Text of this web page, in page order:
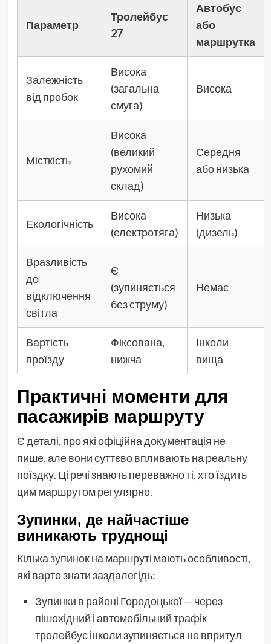
Параметр
Тролейбус
27
Автобус
або
маршрутка
Залежність
від пробок
Висока
(загальна
смуга)
Висока
Місткість
Висока
(великий
рухомий
склад)
Середня
або низька
Екологічність
Висока
(електротяга)
Низька
(дизель)
Вразливість
до
відключення
світла
Є
(зупиняється
без струму)
Немає
Вартість
проїзду
Фіксована,
нижча
Інколи
вища
Практичні моменти для
пасажирів маршруту
Є деталі, про які офіційна документація не
пише, але вони суттєво впливають на реальну
поїздку. Ці речі знають переважно ті, хто їздить
цим маршрутом регулярно.
Зупинки, де найчастіше
виникають труднощі
Кілька зупинок на маршруті мають особливості,
які варто знати заздалегідь:
Зупинки в районі Городоцької — через
пішохідний і автомобільний трафік
тролейбус інколи зупиняється не впритул